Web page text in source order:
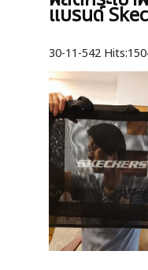
แบรนด์
30-11-542 Hits: